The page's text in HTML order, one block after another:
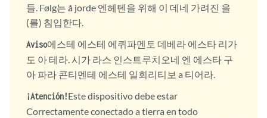
들. Følg는 å jorde 엔헤텐을 위해 이 데네 가려진 을
(를) 침입한다.
Aviso에스테 에스테 에퀴파멘토 데베라 에스타 리가
도 아 테라. 시가 라스 인스트루치오네 엔 에스타 구
아 파라 콘티멘테 에스테 일회리티보 a 티어라.
¡Atención!Este dispositivo debe estar
Correctamente conectado a tierra en todo